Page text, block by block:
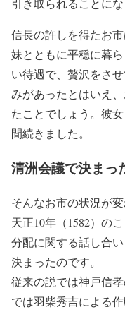
引き取られることにな
信長の許しを得たお
妹とともに平穏に暮
い待遇で、贅沢をさ
みがあったとはいえ
たことでしょう。彼
間続きました。
清洲会議で決まっ
そんなお市の状況が
天正10年（1582）の
分配に関する話し合
決まったのです。
従来の説では神戸信
では羽柴秀吉による